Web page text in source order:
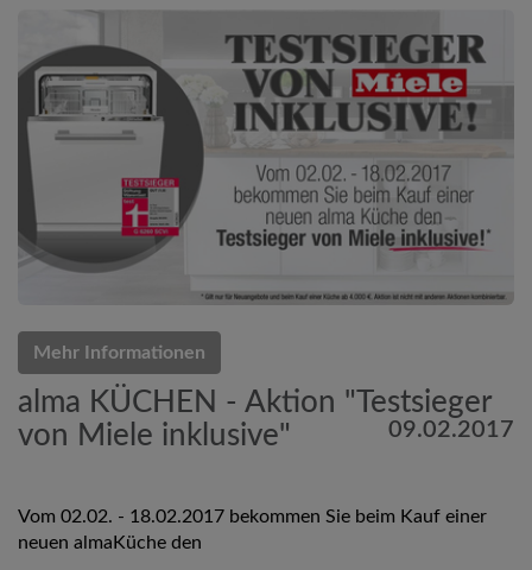
Mehr Informationen
alma KÜCHEN - Aktion "Testsieger
von Miele inklusive"
09.02.2017
Vom 02.02. - 18.02.2017 bekommen Sie beim Kauf einer
neuen almaKüche den